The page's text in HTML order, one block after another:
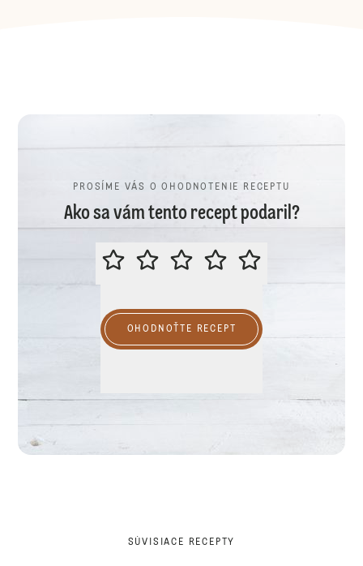
PROSÍME VÁS O OHODNOTENIE RECEPTU
Ako sa vám tento recept podaril?
PROSÍME VÁS O OHODNOTENIE
OHODNOŤTE RECEPT
SÚVISIACE RECEPTY